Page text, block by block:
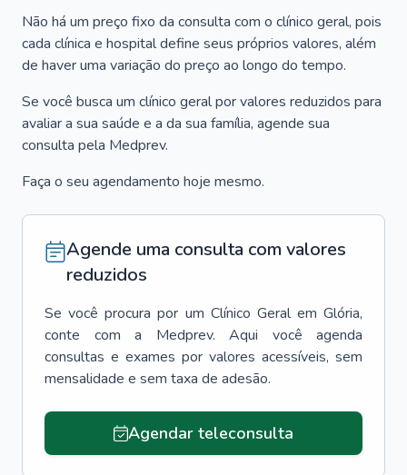
Não há um preço fixo da consulta com o clínico geral, pois
cada clínica e hospital define seus próprios valores, além
de haver uma variação do preço ao longo do tempo.
Se você busca um clínico geral por valores reduzidos para
avaliar a sua saúde e a da sua família, agende sua
consulta pela Medprev.
Faça o seu agendamento hoje mesmo.
Agende uma consulta com valores
reduzidos
Se você procura por um Clínico Geral em Glória,
conte com a Medprev. Aqui você agenda
consultas e exames por valores acessíveis, sem
mensalidade e sem taxa de adesão.
Agendar teleconsulta